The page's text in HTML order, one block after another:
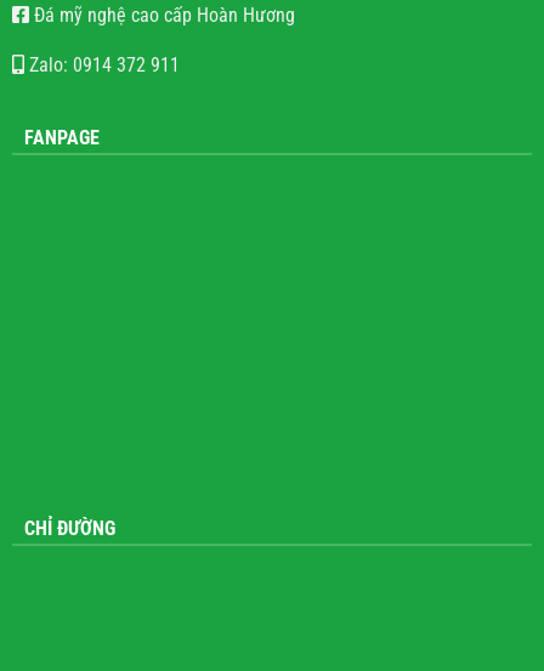
Đá mỹ nghệ cao cấp Hoàn Hương
Zalo: 0914 372 911
FANPAGE
CHỈ ĐƯỜNG